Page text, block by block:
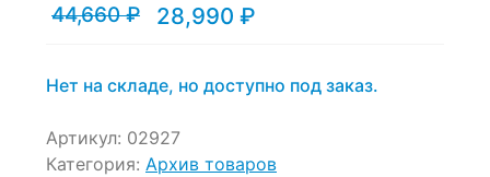
44,660₽
Первоначальная
44,660 ₽.
28,990 ₽
Текущая
Нет на складе, но доступно под заказ.
Артикул: 02927
Категория: Архив товаров